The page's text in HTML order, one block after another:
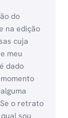
do
na edição
cuja
meu
dado
o retrato